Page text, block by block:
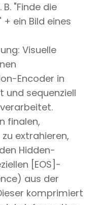
"Finde die
ein Bild eines
Visuelle
Encoder in
und sequenziell
finalen,
extrahieren,
Hidden-
[EOS]-
aus der
komprimiert